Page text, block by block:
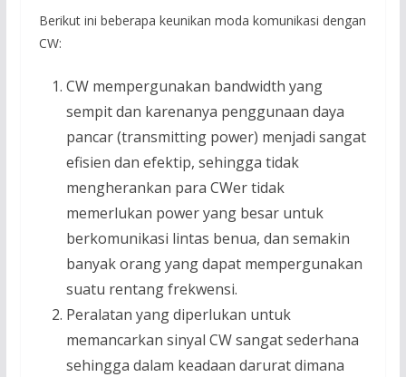
Berikut ini beberapa keunikan moda komunikasi dengan
CW:
CW mempergunakan bandwidth yang
sempit dan karenanya penggunaan daya
pancar (transmitting power) menjadi sangat
efisien dan efektip, sehingga tidak
mengherankan para CWer tidak
memerlukan power yang besar untuk
berkomunikasi lintas benua, dan semakin
banyak orang yang dapat mempergunakan
suatu rentang frekwensi.
Peralatan yang diperlukan untuk
memancarkan sinyal CW sangat sederhana
sehingga dalam keadaan darurat dimana